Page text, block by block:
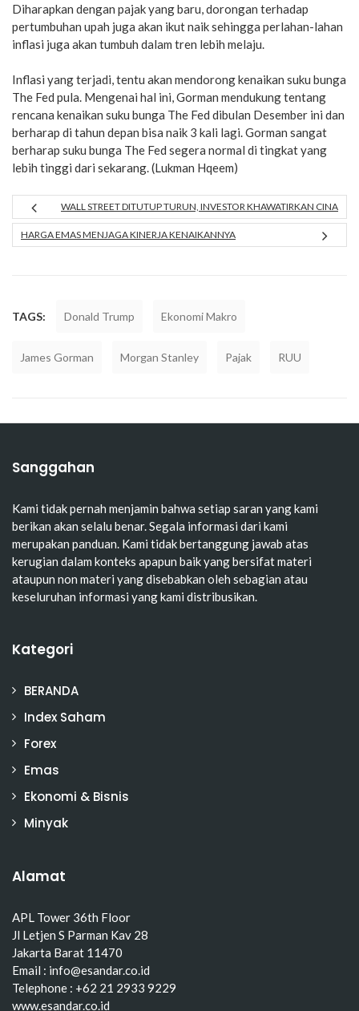
Diharapkan dengan pajak yang baru, dorongan terhadap
pertumbuhan upah juga akan ikut naik sehingga perlahan-lahan
inflasi juga akan tumbuh dalam tren lebih melaju.
Inflasi yang terjadi, tentu akan mendorong kenaikan suku bunga
The Fed pula. Mengenai hal ini, Gorman mendukung tentang
rencana kenaikan suku bunga The Fed dibulan Desember ini dan
berharap di tahun depan bisa naik 3 kali lagi. Gorman sangat
berharap suku bunga The Fed segera normal di tingkat yang
lebih tinggi dari sekarang. (Lukman Hqeem)
WALL STREET DITUTUP TURUN, INVESTOR KHAWATIRKAN CINA
HARGA EMAS MENJAGA KINERJA KENAIKANNYA
TAGS: Donald Trump Ekonomi Makro
James Gorman Morgan Stanley Pajak RUU
Sanggahan
Kami tidak pernah menjamin bahwa setiap saran yang kami
berikan akan selalu benar. Segala informasi dari kami
merupakan panduan. Kami tidak bertanggung jawab atas
kerugian dalam konteks apapun baik yang bersifat materi
ataupun non materi yang disebabkan oleh sebagian atau
keseluruhan informasi yang kami distribusikan.
Kategori
BERANDA
Index Saham
Forex
Emas
Ekonomi & Bisnis
Minyak
Alamat
APL Tower 36th Floor
Jl Letjen S Parman Kav 28
Jakarta Barat 11470
Email : info@esandar.co.id
Telephone : +62 21 2933 9229
www.esandar.co.id